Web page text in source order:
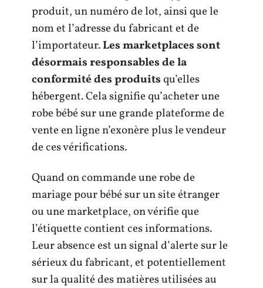
produit, un numéro de lot, ainsi que le
nom et l’adresse du fabricant et de
l’importateur.Les marketplaces sont
désormais responsables de la
conformité des produitsqu’elles
hébergent. Cela signifie qu’acheter une
robe bébé sur une grande plateforme de
vente en ligne n’exonère plus le vendeur
de ces vérifications.
Quand on commande une robe de
mariage pour bébé sur un site étranger
ou une marketplace, on vérifie que
l’étiquette contient ces informations.
Leur absence est un signal d’alerte sur le
sérieux du fabricant, et potentiellement
sur la qualité des matières utilisées au